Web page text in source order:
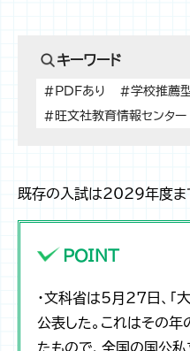
キーワード
#PDFあり
#学校推薦
#旺文社教育情報センター
既存の入試は2029年度ま
POINT
・文科省は5月27日、「
公表した。これはその
たもので、全国の国公